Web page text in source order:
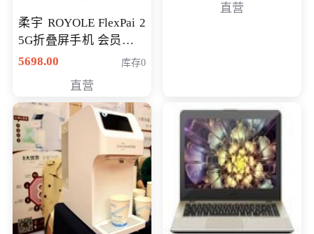
柔宇 ROYOLE FlexPai 2
5G折叠屏手机 会员专享
购买价格 4998元
5698.00 库存0
直营
直营